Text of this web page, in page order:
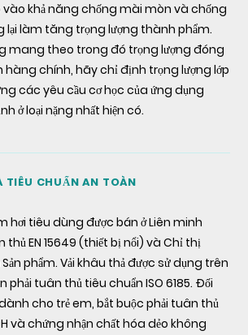
vào khả năng chống mài mòn và chống
làm tăng trọng lượng thành phẩm.
mang theo trong đó trọng lượng đóng
hàng chính, hãy chỉ định trọng lượng lớp
các yêu cầu cơ học của ứng dụng
ở loại nặng nhất hiện có.
TIÊU CHUẨN AN TOÀN
hơi tiêu dùng được bán ở Liên minh
thủ EN 15649 (thiết bị nổi) và Chỉ thị
phẩm. Vải khâu thả được sử dụng trên
phải tuân thủ tiêu chuẩn ISO 6185. Đối
cho trẻ em, bắt buộc phải tuân thủ
và chứng nhận chất hóa dẻo không